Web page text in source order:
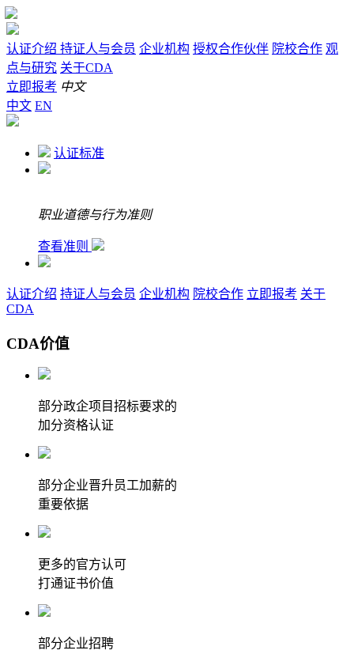
认证介绍 持证人与会员 企业机构 授权合作伙伴 院校合作 观
点与研究 关于CDA
立即报考 中文
中文 EN
认证标准
职业道德与行为准则
查看准则
认证介绍 持证人与会员 企业机构 院校合作 立即报考 关于
CDA
CDA价值
部分政企项目招标要求的
加分资格认证
部分企业晋升员工加薪的
重要依据
更多的官方认可
打通证书价值
部分企业招聘